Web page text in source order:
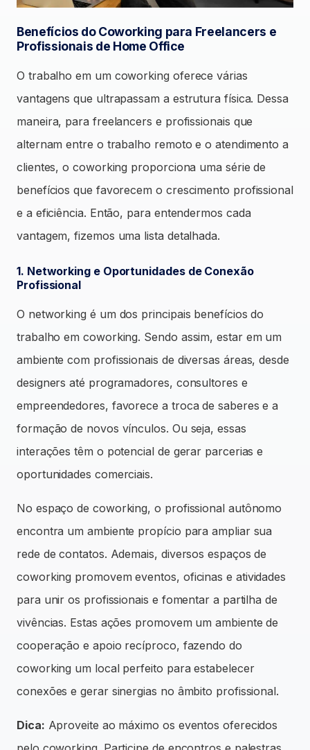
Benefícios do Coworking para Freelancers e
Profissionais de Home Office
O trabalho em um coworking oferece várias
vantagens que ultrapassam a estrutura física. Dessa
maneira, para freelancers e profissionais que
alternam entre o trabalho remoto e o atendimento a
clientes, o coworking proporciona uma série de
benefícios que favorecem o crescimento profissional
e a eficiência. Então, para entendermos cada
vantagem, fizemos uma lista detalhada.
1. Networking e Oportunidades de Conexão
Profissional
O networking é um dos principais benefícios do
trabalho em coworking. Sendo assim, estar em um
ambiente com profissionais de diversas áreas, desde
designers até programadores, consultores e
empreendedores, favorece a troca de saberes e a
formação de novos vínculos. Ou seja, essas
interações têm o potencial de gerar parcerias e
oportunidades comerciais.
No espaço de coworking, o profissional autônomo
encontra um ambiente propício para ampliar sua
rede de contatos. Ademais, diversos espaços de
coworking promovem eventos, oficinas e atividades
para unir os profissionais e fomentar a partilha de
vivências. Estas ações promovem um ambiente de
cooperação e apoio recíproco, fazendo do
coworking um local perfeito para estabelecer
conexões e gerar sinergias no âmbito profissional.
Dica: Aproveite ao máximo os eventos oferecidos